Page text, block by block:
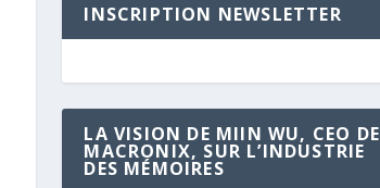
INSCRIPTION NEWSLETTER
LA VISION DE MIIN WU, CEO DE
MACRONIX, SUR L’INDUSTRIE
DES MÉMOIRES